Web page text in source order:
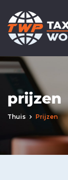
prijzen
Thuis Prijzen